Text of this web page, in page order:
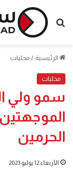
بحث
الرئيسية / محليات
محليات
سمو ولي
الحرمين
الأربعاء 12 يوليو 2023